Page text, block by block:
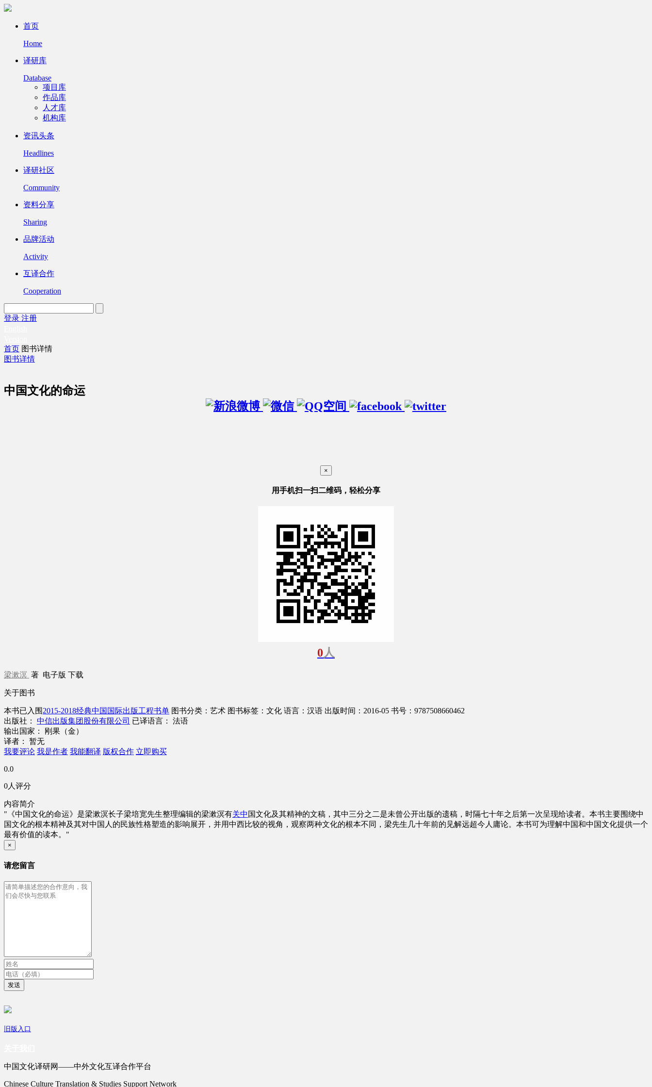
首页
Home
译研库
Database
项目库
作品库
人才库
机构库
资讯头条
Headlines
译研社区
Community
资料分享
Sharing
品牌活动
Activity
互译合作
Cooperation
登录 注册
首页 图书详情
图书详情
中国文化的命运
×
用手机扫一扫二维码，轻松分享
0人
梁漱溟 著 电子版 下载
关于图书
本书已入围 2015-2018经典中国国际出版工程书单 图书分类：艺术 图书标签：文化 语言：汉语 出版时间：2016-05 书号：9787508660462
出版社： 中信出版集团股份有限公司 已译语言： 法语
输出国家： 刚果（金）
译者： 暂无
我要评论 我是作者 我能翻译 版权合作 立即购买
0.0
0人评分
内容简介
"《中国文化的命运》是梁漱溟长子梁培宽先生整理编辑的梁漱溟有关中 国文化及其精神的文稿，其中三分之二是未曾公开出版的遗稿，时隔七十年之后第一次呈现给读者。本书主要围绕中
国文化的根本精神及其对中国人的民族性格塑造的影响展开，并用中西比较的视角，观察两种文化的根本不同，梁先生几十年前的见解远超今人庸论。本书可为理解中国和中国文化提供一个
最有价值的读本。"
×
请您留言
发送
旧版入口
中国文化译研网——中外文化互译合作平台
Chinese Culture Translation & Studies Support Network